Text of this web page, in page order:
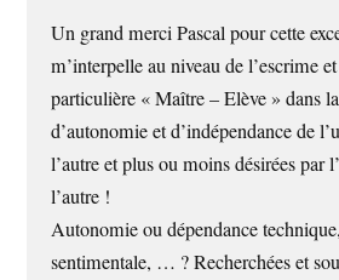
Un grand merci Pascal pour cette
m’interpelle au niveau de l’escrime
particulière « Maître – Elève » dans
d’autonomie et d’indépendance de
l’autre et plus ou moins désirées par
l’autre !
Autonomie ou dépendance
sentimentale, … ? Recherchées et